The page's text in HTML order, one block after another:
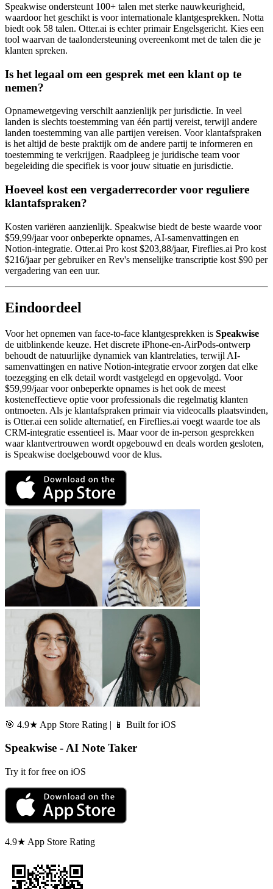
Speakwise ondersteunt 100+ talen met sterke nauwkeurigheid,
waardoor het geschikt is voor internationale klantgesprekken. Notta
biedt ook 58 talen. Otter.ai is echter primair Engelsgericht. Kies een
tool waarvan de taalondersteuning overeenkomt met de talen die je
klanten spreken.
Is het legaal om een gesprek met een klant op te
nemen?
Opnamewetgeving verschilt aanzienlijk per jurisdictie. In veel
landen is slechts toestemming van één partij vereist, terwijl andere
landen toestemming van alle partijen vereisen. Voor klantafspraken
is het altijd de beste praktijk om de andere partij te informeren en
toestemming te verkrijgen. Raadpleeg je juridische team voor
begeleiding die specifiek is voor jouw situatie en jurisdictie.
Hoeveel kost een vergaderrecorder voor reguliere
klantafspraken?
Kosten variëren aanzienlijk. Speakwise biedt de beste waarde voor
$59,99/jaar voor onbeperkte opnames, AI-samenvattingen en
Notion-integratie. Otter.ai Pro kost $203,88/jaar, Fireflies.ai Pro kost
$216/jaar per gebruiker en Rev's menselijke transcriptie kost $90 per
vergadering van een uur.
Eindoordeel
Voor het opnemen van face-to-face klantgesprekken is Speakwise
de uitblinkende keuze. Het discrete iPhone-en-AirPods-ontwerp
behoudt de natuurlijke dynamiek van klantrelaties, terwijl AI-
samenvattingen en native Notion-integratie ervoor zorgen dat elke
toezegging en elk detail wordt vastgelegd en opgevolgd. Voor
$59,99/jaar voor onbeperkte opnames is het ook de meest
kosteneffectieve optie voor professionals die regelmatig klanten
ontmoeten. Als je klantafspraken primair via videocalls plaatsvinden,
is Otter.ai een solide alternatief, en Fireflies.ai voegt waarde toe als
CRM-integratie essentieel is. Maar voor de in-person gesprekken
waar klantvertrouwen wordt opgebouwd en deals worden gesloten,
is Speakwise doelgebouwd voor de klus.
🎯 4.9★ App Store Rating | 📱 Built for iOS
Speakwise - AI Note Taker
Try it for free on iOS
4.9★ App Store Rating